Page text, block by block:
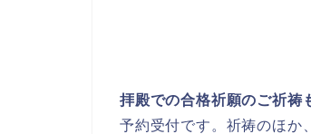
拝殿での合格祈願のご祈祷
予約受付です。祈祷のほか